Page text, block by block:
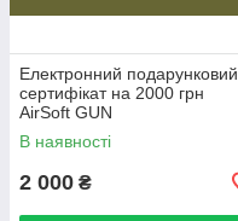
Електронний подарунковий
сертифікат на 2000 грн
AirSoft GUN
В наявності
2 000 ₴